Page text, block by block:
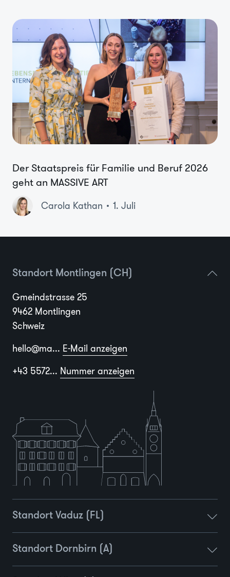
Der Staatspreis für Familie und Beruf 2026
geht an MASSIVE ART
Carola Kathan 1. Juli
Standort Montlingen (CH)
Gmeindstrasse 25
9462 Montlingen
Schweiz
hello@ma... E-Mail anzeigen
+43 5572... Nummer anzeigen
Standort Vaduz (FL)
Standort Dornbirn (A)